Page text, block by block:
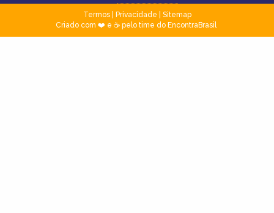
Termos| Privacidade
Sitemap
Criado com ❤️ e ☕ pelo time do EncontraBrasil